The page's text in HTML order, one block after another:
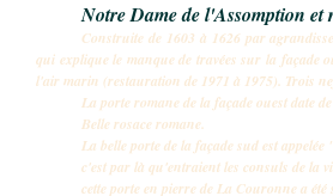
Notre Dame de l'Assomption et
Construite de 1603 à 1626 par
qui explique le manque de travées sur la façade
l'air marin (restauration de 1971 à 1975). Trois
La porte romane de la façade ouest date
Belle rosace romane.
La belle porte de la façade sud est
c'est par là qu'entraient les consuls de la
cette porte en pierre deLa Couronne a été